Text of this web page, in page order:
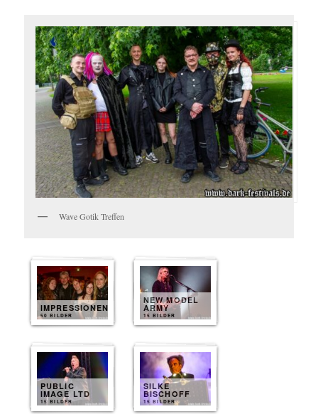
Wave Gotik Treffen
IMPRESSIONEN
50 BILDER
NEW MODEL
ARMY
15 BILDER
PUBLIC
IMAGE LTD
15 BILDER
SILKE
BISCHOFF
15 BILDER